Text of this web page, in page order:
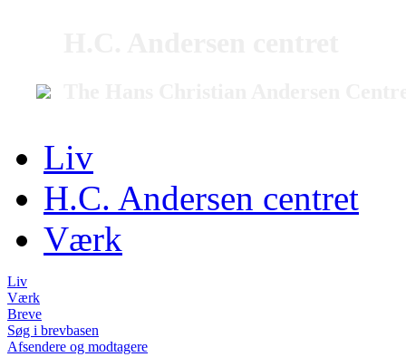
Liv
H.C. Andersen centret
Værk
Liv
Værk
Breve
Søg i brevbasen
Afsendere og modtagere